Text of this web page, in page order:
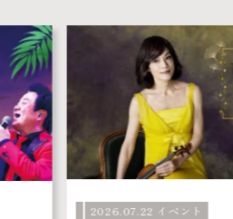
2026.07.22 イベント